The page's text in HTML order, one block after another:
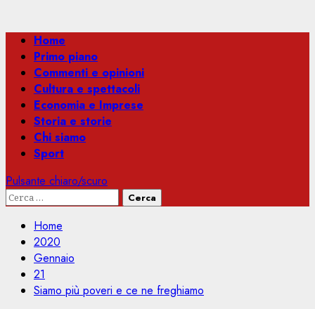
Menu
principale
Home
Primo piano
Commenti e opinioni
Cultura e spettacoli
Economia e Imprese
Storia e storie
Chi siamo
Sport
Pulsante chiaro/scuro
Ricerca
Home
2020
Gennaio
21
Siamo più poveri e ce ne freghiamo